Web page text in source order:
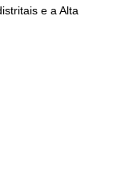
e a Alta